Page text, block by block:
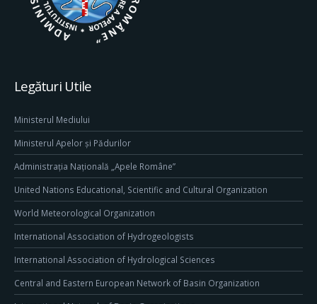
Legături Utile
Ministerul Mediului
Ministerul Apelor și Pădurilor
Administrația Națională „Apele Române”
United Nations Educational, Scientific and Cultural Organization
World Meteorological Organization
International Association of Hydrogeologists
International Association of Hydrological Sciences
Central and Eastern European Network of Basin Organization